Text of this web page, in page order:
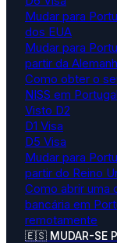
Mudar para
dos EUA
Mudar para
partir da
Como obter o
NISS em Portugal
Visto D2
D1 Visa
D5 Visa
Mudar para
partir do Reino
Como abrir uma
bancária em
remotamente
🇪🇸 MUDAR-SE